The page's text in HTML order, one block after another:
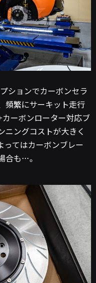
ションでカーボンセラ
頻繁にサーキット走行
ーボンローター対応ブ
ニングコストが大きく
てはカーボンブレー
合も…。